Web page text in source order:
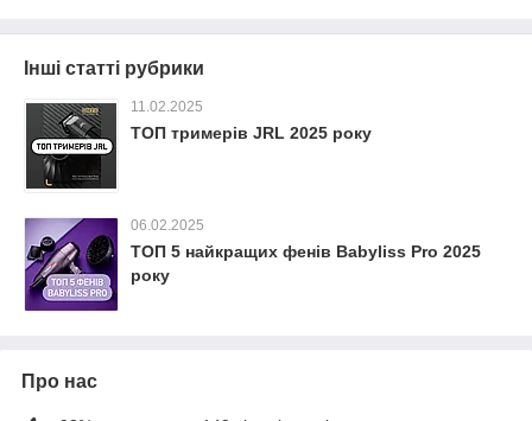
Інші статті рубрики
11.02.2025
ТОП тримерів JRL 2025 року
06.02.2025
ТОП 5 найкращих фенів Babyliss Pro 2025
року
Про нас